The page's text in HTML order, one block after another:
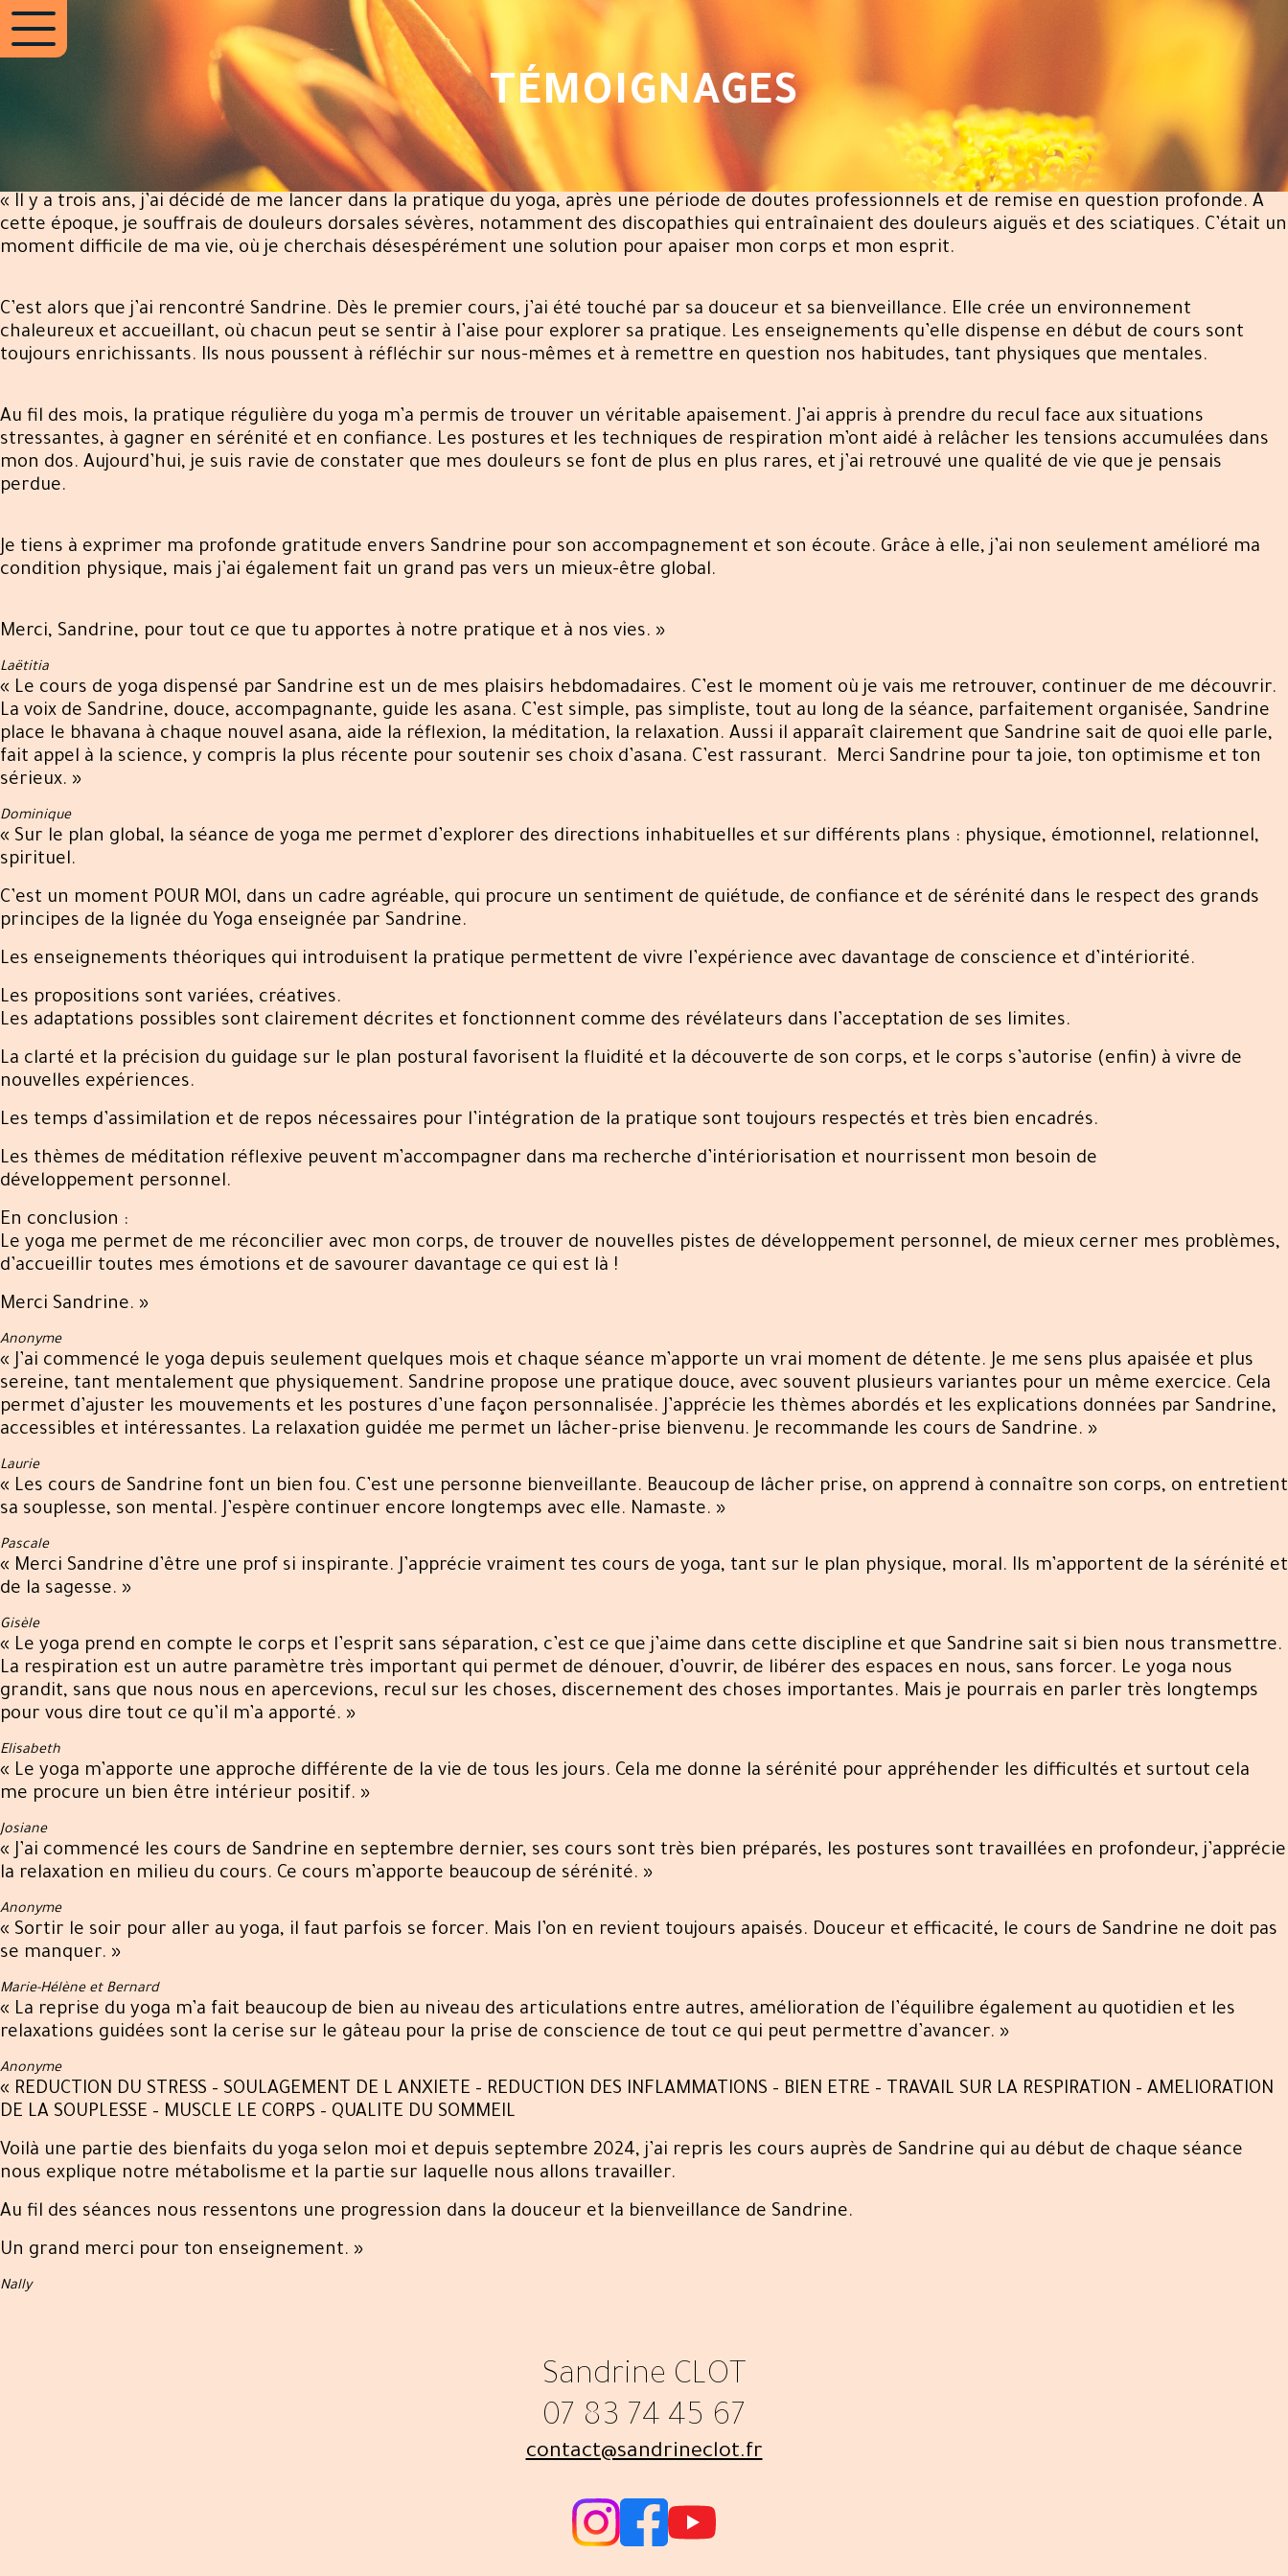
TÉMOIGNAGES
« Il y a trois ans, j’ai décidé de me lancer dans la pratique du yoga, après une période de doutes professionnels et de remise en question profonde. À
cette époque, je souffrais de douleurs dorsales sévères, notamment des discopathies qui entraînaient des douleurs aiguës et des sciatiques. C’était un
moment difficile de ma vie, où je cherchais désespérément une solution pour apaiser mon corps et mon esprit.
C’est alors que j’ai rencontré Sandrine. Dès le premier cours, j’ai été touché par sa douceur et sa bienveillance. Elle crée un environnement
chaleureux et accueillant, où chacun peut se sentir à l’aise pour explorer sa pratique. Les enseignements qu’elle dispense en début de cours sont
toujours enrichissants. Ils nous poussent à réfléchir sur nous-mêmes et à remettre en question nos habitudes, tant physiques que mentales.
Au fil des mois, la pratique régulière du yoga m’a permis de trouver un véritable apaisement. J’ai appris à prendre du recul face aux situations
stressantes, à gagner en sérénité et en confiance. Les postures et les techniques de respiration m’ont aidé à relâcher les tensions accumulées dans
mon dos. Aujourd’hui, je suis ravie de constater que mes douleurs se font de plus en plus rares, et j’ai retrouvé une qualité de vie que je pensais
perdue.
Je tiens à exprimer ma profonde gratitude envers Sandrine pour son accompagnement et son écoute. Grâce à elle, j’ai non seulement amélioré ma
condition physique, mais j’ai également fait un grand pas vers un mieux-être global.
Merci, Sandrine, pour tout ce que tu apportes à notre pratique et à nos vies. »
Laëtitia
« Le cours de yoga dispensé par Sandrine est un de mes plaisirs hebdomadaires. C’est le moment où je vais me retrouver, continuer de me découvrir.
La voix de Sandrine, douce, accompagnante, guide les asana. C’est simple, pas simpliste, tout au long de la séance, parfaitement organisée, Sandrine
place le bhavana à chaque nouvel asana, aide la réflexion, la méditation, la relaxation. Aussi il apparaît clairement que Sandrine sait de quoi elle parle,
fait appel à la science, y compris la plus récente pour soutenir ses choix d’asana. C’est rassurant. Merci Sandrine pour ta joie, ton optimisme et ton
sérieux. »
Dominique
« Sur le plan global, la séance de yoga me permet d’explorer des directions inhabituelles et sur différents plans : physique, émotionnel, relationnel,
spirituel.
C’est un moment POUR MOI, dans un cadre agréable, qui procure un sentiment de quiétude, de confiance et de sérénité dans le respect des grands
principes de la lignée du Yoga enseignée par Sandrine.
Les enseignements théoriques qui introduisent la pratique permettent de vivre l’expérience avec davantage de conscience et d’intériorité.
Les propositions sont variées, créatives.
Les adaptations possibles sont clairement décrites et fonctionnent comme des révélateurs dans l’acceptation de ses limites.
La clarté et la précision du guidage sur le plan postural favorisent la fluidité et la découverte de son corps, et le corps s’autorise (enfin) à vivre de
nouvelles expériences.
Les temps d’assimilation et de repos nécessaires pour l’intégration de la pratique sont toujours respectés et très bien encadrés.
Les thèmes de méditation réflexive peuvent m’accompagner dans ma recherche d’intériorisation et nourrissent mon besoin de
développement personnel.
En conclusion :
Le yoga me permet de me réconcilier avec mon corps, de trouver de nouvelles pistes de développement personnel, de mieux cerner mes problèmes,
d’accueillir toutes mes émotions et de savourer davantage ce qui est là !
Merci Sandrine. »
Anonyme
« J’ai commencé le yoga depuis seulement quelques mois et chaque séance m’apporte un vrai moment de détente. Je me sens plus apaisée et plus
sereine, tant mentalement que physiquement. Sandrine propose une pratique douce, avec souvent plusieurs variantes pour un même exercice. Cela
permet d’ajuster les mouvements et les postures d’une façon personnalisée. J’apprécie les thèmes abordés et les explications données par Sandrine,
accessibles et intéressantes. La relaxation guidée me permet un lâcher-prise bienvenu. Je recommande les cours de Sandrine. »
Laurie
« Les cours de Sandrine font un bien fou. C’est une personne bienveillante. Beaucoup de lâcher prise, on apprend à connaître son corps, on entretient
sa souplesse, son mental. J’espère continuer encore longtemps avec elle. Namaste. »
Pascale
« Merci Sandrine d’être une prof si inspirante. J’apprécie vraiment tes cours de yoga, tant sur le plan physique, moral. Ils m’apportent de la sérénité et
de la sagesse. »
Gisèle
« Le yoga prend en compte le corps et l’esprit sans séparation, c’est ce que j’aime dans cette discipline et que Sandrine sait si bien nous transmettre.
La respiration est un autre paramètre très important qui permet de dénouer, d’ouvrir, de libérer des espaces en nous, sans forcer. Le yoga nous
grandit, sans que nous nous en apercevions, recul sur les choses, discernement des choses importantes. Mais je pourrais en parler très longtemps
pour vous dire tout ce qu’il m’a apporté. »
Elisabeth
« Le yoga m’apporte une approche différente de la vie de tous les jours. Cela me donne la sérénité pour appréhender les difficultés et surtout cela
me procure un bien être intérieur positif. »
Josiane
« J’ai commencé les cours de Sandrine en septembre dernier, ses cours sont très bien préparés, les postures sont travaillées en profondeur, j’apprécie
la relaxation en milieu du cours. Ce cours m’apporte beaucoup de sérénité. »
Anonyme
« Sortir le soir pour aller au yoga, il faut parfois se forcer. Mais l’on en revient toujours apaisés. Douceur et efficacité, le cours de Sandrine ne doit pas
se manquer. »
Marie-Hélène et Bernard
« La reprise du yoga m’a fait beaucoup de bien au niveau des articulations entre autres, amélioration de l’équilibre également au quotidien et les
relaxations guidées sont la cerise sur le gâteau pour la prise de conscience de tout ce qui peut permettre d’avancer. »
Anonyme
« REDUCTION DU STRESS – SOULAGEMENT DE L ANXIETE – REDUCTION DES INFLAMMATIONS – BIEN ETRE – TRAVAIL SUR LA RESPIRATION – AMELIORATION
DE LA SOUPLESSE – MUSCLE LE CORPS – QUALITE DU SOMMEIL
Voilà une partie des bienfaits du yoga selon moi et depuis septembre 2024, j’ai repris les cours auprès de Sandrine qui au début de chaque séance
nous explique notre métabolisme et la partie sur laquelle nous allons travailler.
Au fil des séances nous ressentons une progression dans la douceur et la bienveillance de Sandrine.
Un grand merci pour ton enseignement. »
Nally
Sandrine CLOT
07 83 74 45 67
contact@sandrineclot.fr